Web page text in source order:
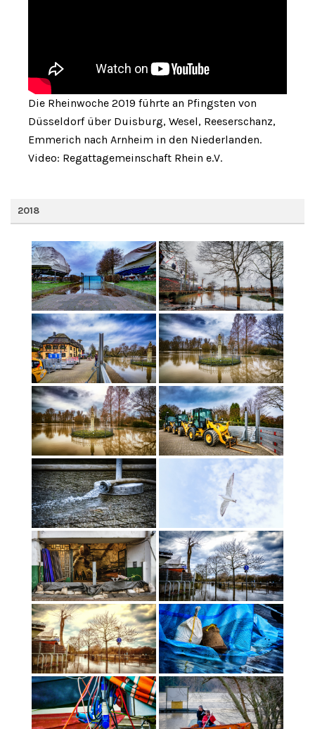
Die Rheinwoche 2019 führte an Pfingsten von
Düsseldorf über Duisburg, Wesel, Reeserschanz,
Emmerich nach Arnheim in den Niederlanden.
Video: Regattagemeinschaft Rhein e.V.
2018